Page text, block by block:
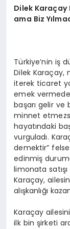
Dilek Karaçay
ama Biz
Türkiye’nin iş
Dilek Karaçay,
iterek ticaret
emek
başarı gelir ve
minnet
hayatındaki
vurguladı.
demektir”
edinmiş
limonata
Karaçay,
alışkanlığı
Karaçay
ilk bin şirketi